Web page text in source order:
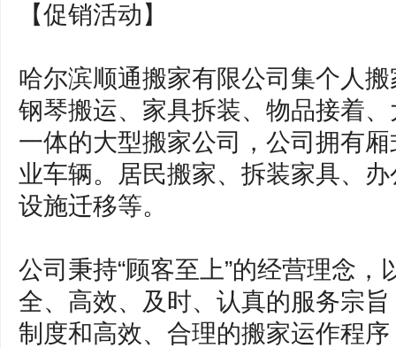
【促销活动】
哈尔滨顺通搬家有限公司集个人
钢琴搬运、家具拆装、物品接着
一体的大型搬家公司，公司拥有
业车辆。居民搬家、拆装家具、
设施迁移等。
公司秉持“顾客至上”的经营理念
全、高效、及时、认真的服务宗
制度和高效、合理的搬家运作程